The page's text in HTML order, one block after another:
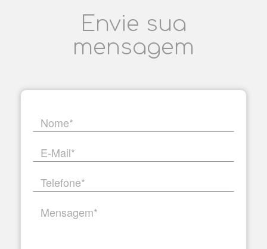
Envie sua
mensagem